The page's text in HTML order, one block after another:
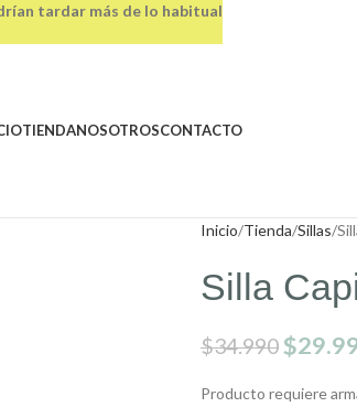
TIENDANOSOTROSCONTACTO
Inicio Tienda Sillas
Silla
$34.990$
Producto requiere
tardar más de lo habitual